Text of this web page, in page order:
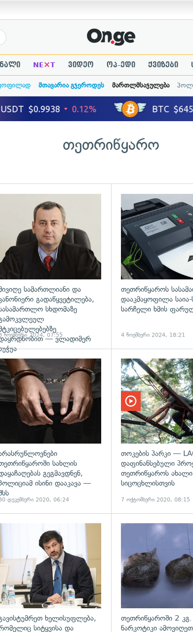
NE×T ვიდეო ოპ-ედი ქვიზები
მთავარია გჯეროდეს მართლმსაჯულება
თეთრიწყარო
გადახედვა
სამართლიანი და
გადაწყვეტილება,
სხდომაზე
— ვლადიმერ
ნოემბერი 2024, 07:55
თეთრიწყაროს
დააკმაყოფილა საია-
სარჩელი ხმის
4 ნოემბერი 2024, 18:21
გადახედვა
სახლის
გეგმავდნენ,
ისინი დააკავა —
დეკემბერი 2020, 06:24
თოკების პარკი —
დაფინანსებული
თეთრიწყაროს ახალი
სიცოცხლისთვის
7 ოქტომბერი 2020, 08:15
ხელისუფლება,
სიტყვისა და
თეთრიწყაროში 2 კგ.
ნარკოტიკი